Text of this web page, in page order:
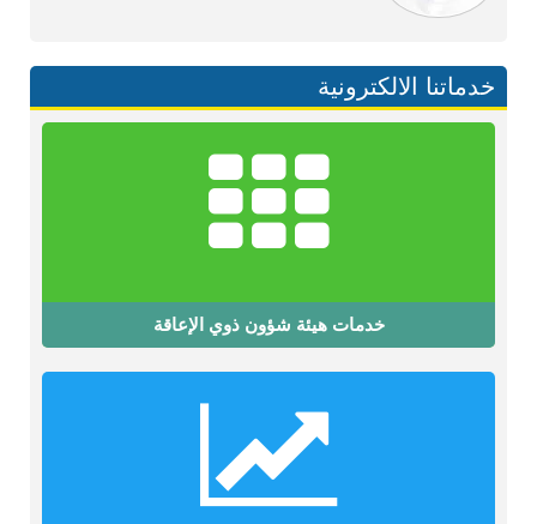
خدماتنا الالكترونية
خدمات هيئة شؤون ذوي الإعاقة